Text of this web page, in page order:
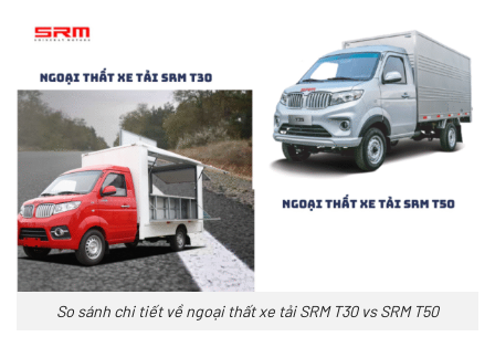
So sánh chi tiết về ngoại thất xe tải SRM T30 vs SRM T50